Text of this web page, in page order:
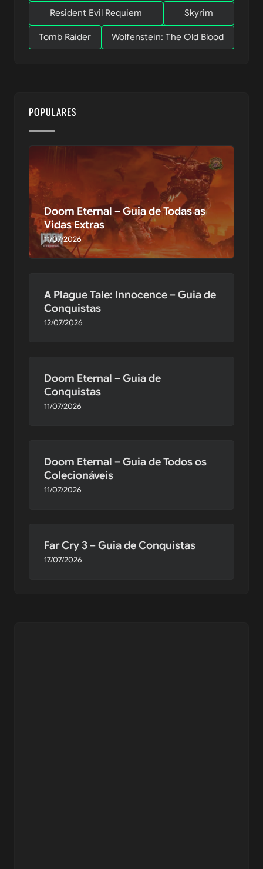
Resident Evil Requiem Skyrim
Tomb Raider Wolfenstein: The Old Blood
POPULARES
Doom Eternal – Guia de Todas as
Vidas Extras
11/07/2026
A Plague Tale: Innocence – Guia de
Conquistas
12/07/2026
Doom Eternal – Guia de
Conquistas
11/07/2026
Doom Eternal – Guia de Todos os
Colecionáveis
11/07/2026
Far Cry 3 – Guia de Conquistas
17/07/2026